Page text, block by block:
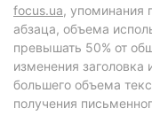
focus.ua, упоминания
абзаца, объема
превышать 50% от
изменения
большего объема
получения